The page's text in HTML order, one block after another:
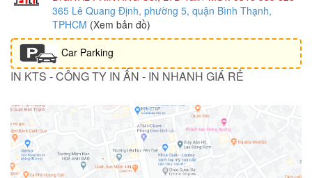
365 Lê Quang Định, phường 5, quận Bình Thạnh,
TPHCM (Xem bản đồ)
Car Parking
IN KTS - CÔNG TY IN ẤN - IN NHANH GIÁ RẺ